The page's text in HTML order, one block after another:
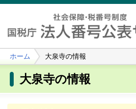
ホーム 大泉寺の情報
大泉寺の情報